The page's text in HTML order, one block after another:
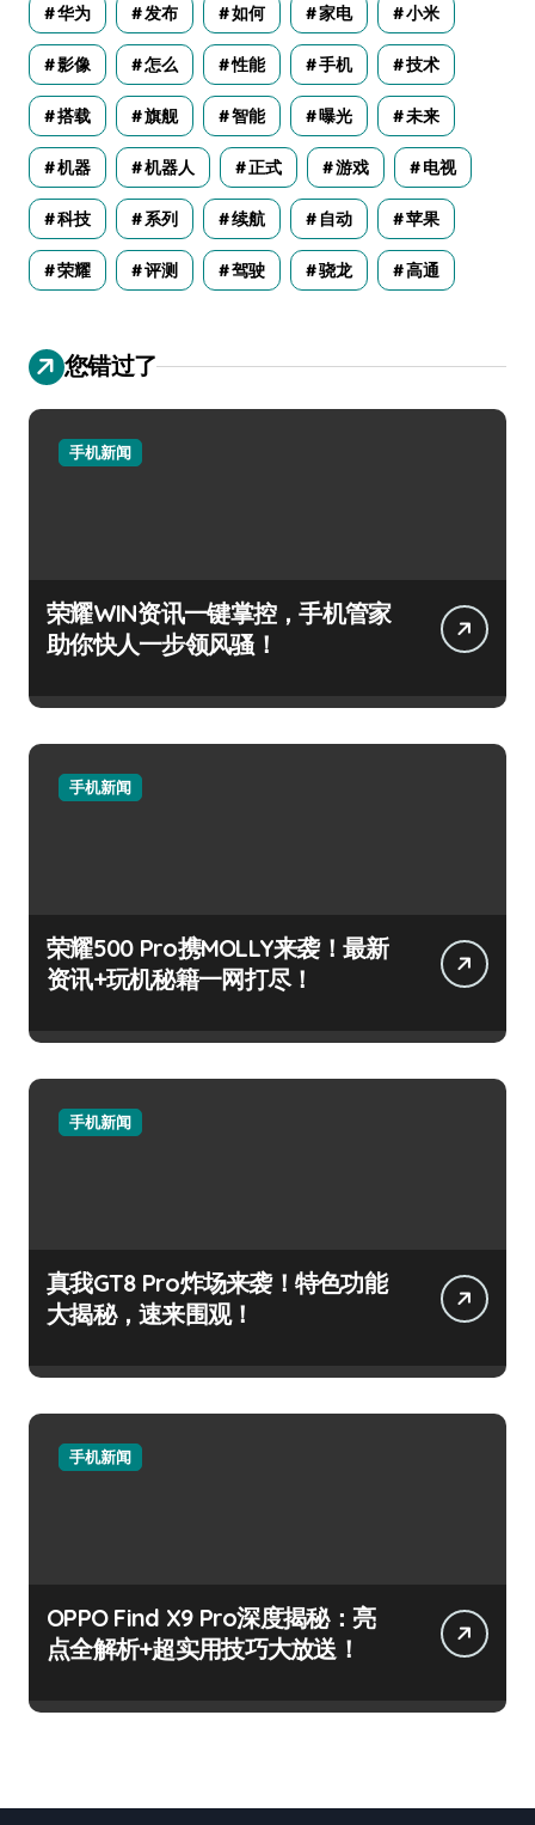
华为 发布 如何 家电 小米
影像 怎么 性能 手机 技术
搭载 旗舰 智能 曝光 未来
机器 机器人 正式 游戏 电视
科技 系列 续航 自动 苹果
荣耀 评测 驾驶 骁龙 高通
您错过了
手机新闻
荣耀WIN资讯一键掌控，手机管家
助你快人一步领风骚！
手机新闻
荣耀500 Pro携MOLLY来袭！最新
资讯+玩机秘籍一网打尽！
手机新闻
真我GT8 Pro炸场来袭！特色功能
大揭秘，速来围观！
手机新闻
OPPO Find X9 Pro深度揭秘：亮
点全解析+超实用技巧大放送！